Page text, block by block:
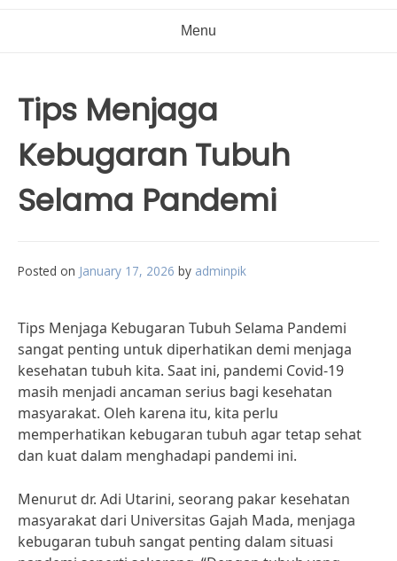
Menu
Tips Menjaga
Kebugaran Tubuh
Selama Pandemi
Posted on January 17, 2026 by adminpik
Tips Menjaga Kebugaran Tubuh Selama Pandemi
sangat penting untuk diperhatikan demi menjaga
kesehatan tubuh kita. Saat ini, pandemi Covid-19
masih menjadi ancaman serius bagi kesehatan
masyarakat. Oleh karena itu, kita perlu
memperhatikan kebugaran tubuh agar tetap sehat
dan kuat dalam menghadapi pandemi ini.
Menurut dr. Adi Utarini, seorang pakar kesehatan
masyarakat dari Universitas Gajah Mada, menjaga
kebugaran tubuh sangat penting dalam situasi